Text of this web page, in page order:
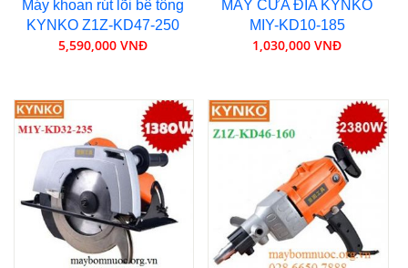
Máy khoan rút lõi bê tông
KYNKO Z1Z-KD47-250
5,590,000 VNĐ
MÁY CƯA ĐĨA KYNKO
MIY-KD10-185
1,030,000 VNĐ